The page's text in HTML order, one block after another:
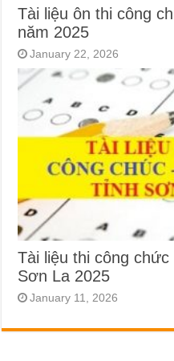
Tài liệu ôn thi công
năm 2025
January 22, 2026
Tài liệu thi công
Sơn La 2025
January 11, 2026